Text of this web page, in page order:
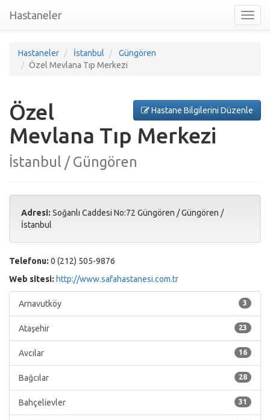
nav
Hastaneler
Hastaneler İstanbul
Güngören
Özel Mevlana Tıp Merkezi
Hastane Bilgilerini Düzenle
Özel
Mevlana Tıp Merkezi
İstanbul / Güngören
Adresi: Soğanlı Caddesi No:72 Güngören /Güngören /
İstanbul
Telefonu: 0 (212) 505-9876
Web sitesi: http://www.safahastanesi.com.tr
3
Arnavutköy
23
Ataşehir
16
Avcılar
28
Bağcılar
31
Bahçelievler